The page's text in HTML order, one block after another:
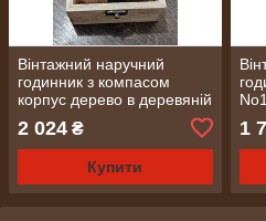
Вінтажний наручний
годинник з компасом
корпус дерево в деревяній
2 024 ₴
Купити
1